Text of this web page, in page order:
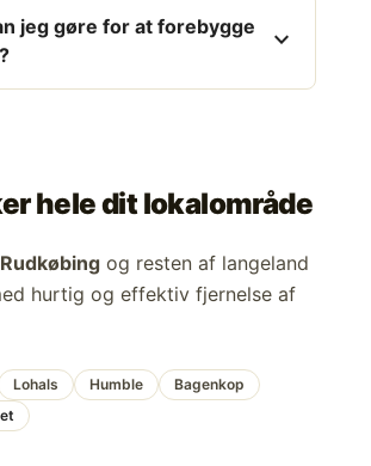
jeg gøre for at forebygge
expand_more
hele dit lokalområde
Rudkøbing og resten af langeland
hurtig og effektiv fjernelse af
Lohals Humble
Bagenkop